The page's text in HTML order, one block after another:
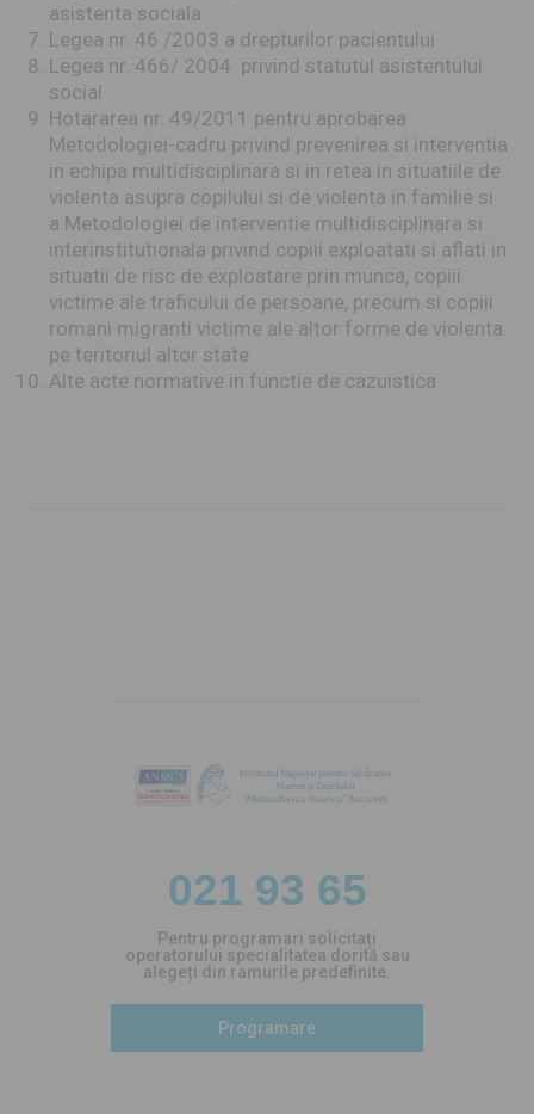
asistenta sociala
Legea nr. 46 /2003 a drepturilor pacientului
Legea nr. 466/ 2004 privind statutul asistentului
social
Hotararea nr. 49/2011 pentru aprobarea
Metodologiei-cadru privind prevenirea si interventia
in echipa multidisciplinara si in retea in situatiile de
violenta asupra copilului si de violenta in familie si
a Metodologiei de interventie multidisciplinara si
interinstitutionala privind copiii exploatati si aflati in
situatii de risc de exploatare prin munca, copiii
victime ale traficului de persoane, precum si copiii
romani migranti victime ale altor forme de violenta
pe teritoriul altor state
Alte acte normative in functie de cazuistica
021 93 65
Pentru programari solicitați
operatorului specialitatea dorită sau
alegeți din ramurile predefinite.
Programare